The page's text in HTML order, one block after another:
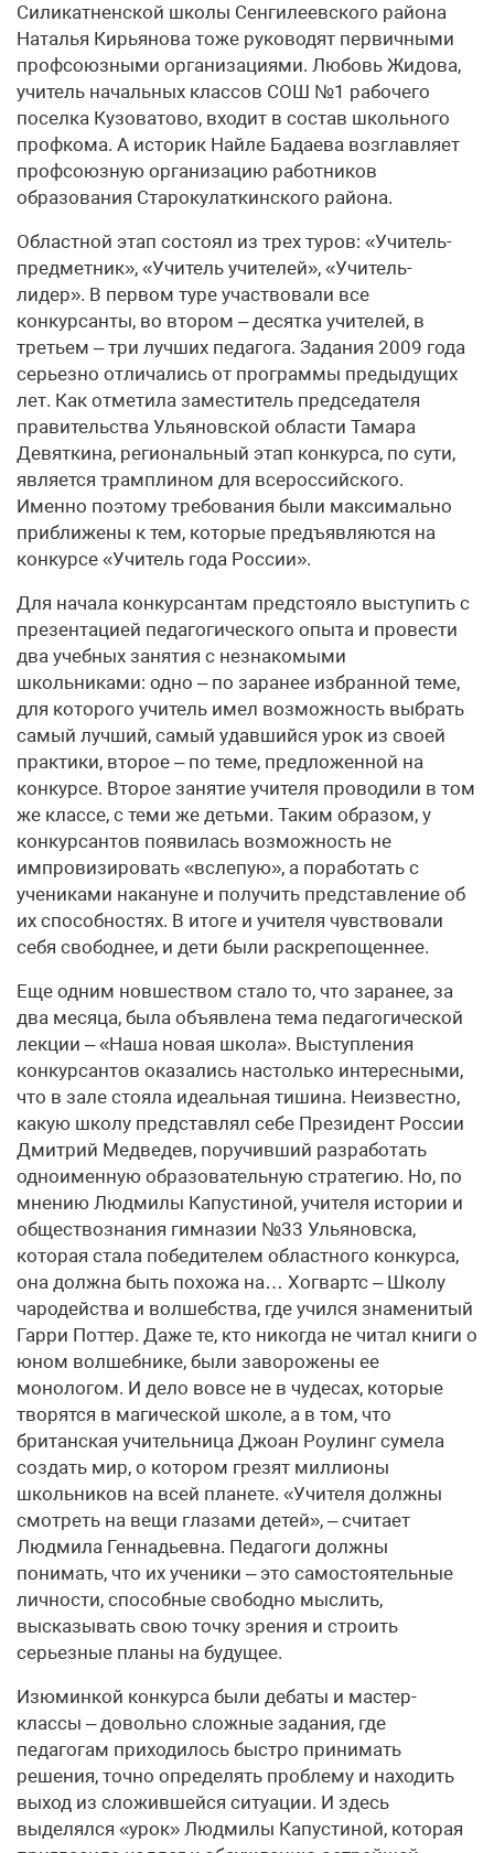
Силикатненской школы Сенгилеевского района
Наталья Кирьянова тоже руководят первичными
профсоюзными организациями. Любовь Жидова,
учитель начальных классов СОШ №1 рабочего
поселка Кузоватово, входит в состав школьного
профкома. А историк Найле Бадаева возглавляет
профсоюзную организацию работников
образования Старокулаткинского района.
Областной этап состоял из трех туров: «Учитель-
предметник», «Учитель учителей», «Учитель-
лидер». В первом туре участвовали все
конкурсанты, во втором – десятка учителей, в
третьем – три лучших педагога. Задания 2009 года
серьезно отличались от программы предыдущих
лет. Как отметила заместитель председателя
правительства Ульяновской области Тамара
Девяткина, региональный этап конкурса, по сути,
является трамплином для всероссийского.
Именно поэтому требования были максимально
приближены к тем, которые предъявляются на
конкурсе «Учитель года России».
Для начала конкурсантам предстояло выступить с
презентацией педагогического опыта и провести
два учебных занятия с незнакомыми
школьниками: одно – по заранее избранной теме,
для которого учитель имел возможность выбрать
самый лучший, самый удавшийся урок из своей
практики, второе – по теме, предложенной на
конкурсе. Второе занятие учителя проводили в том
же классе, с теми же детьми. Таким образом, у
конкурсантов появилась возможность не
импровизировать «вслепую», а поработать с
учениками накануне и получить представление об
их способностях. В итоге и учителя чувствовали
себя свободнее, и дети были раскрепощеннее.
Еще одним новшеством стало то, что заранее, за
два месяца, была объявлена тема педагогической
лекции – «Наша новая школа». Выступления
конкурсантов оказались настолько интересными,
что в зале стояла идеальная тишина. Неизвестно,
какую школу представлял себе Президент России
Дмитрий Медведев, поручивший разработать
одноименную образовательную стратегию. Но, по
мнению Людмилы Капустиной, учителя истории и
обществознания гимназии №33 Ульяновска,
которая стала победителем областного конкурса,
она должна быть похожа на… Хогвартс – Школу
чародейства и волшебства, где учился знаменитый
Гарри Поттер. Даже те, кто никогда не читал книги о
юном волшебнике, были заворожены ее
монологом. И дело вовсе не в чудесах, которые
творятся в магической школе, а в том, что
британская учительница Джоан Роулинг сумела
создать мир, о котором грезят миллионы
школьников на всей планете. «Учителя должны
смотреть на вещи глазами детей», – считает
Людмила Геннадьевна. Педагоги должны
понимать, что их ученики – это самостоятельные
личности, способные свободно мыслить,
высказывать свою точку зрения и строить
серьезные планы на будущее.
Изюминкой конкурса были дебаты и мастер-
классы – довольно сложные задания, где
педагогам приходилось быстро принимать
решения, точно определять проблему и находить
выход из сложившейся ситуации. И здесь
выделялся «урок» Людмилы Капустиной, которая